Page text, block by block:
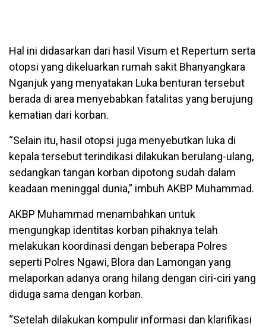
Hal ini didasarkan dari hasil Visum et Repertum serta
otopsi yang dikeluarkan rumah sakit Bhanyangkara
Nganjuk yang menyatakan Luka benturan tersebut
berada di area menyebabkan fatalitas yang berujung
kematian dari korban.
“Selain itu, hasil otopsi juga menyebutkan luka di
kepala tersebut terindikasi dilakukan berulang-ulang,
sedangkan tangan korban dipotong sudah dalam
keadaan meninggal dunia,” imbuh AKBP Muhammad.
AKBP Muhammad menambahkan untuk
mengungkap identitas korban pihaknya telah
melakukan koordinasi dengan beberapa Polres
seperti Polres Ngawi, Blora dan Lamongan yang
melaporkan adanya orang hilang dengan ciri-ciri yang
diduga sama dengan korban.
“Setelah dilakukan kompulir informasi dan klarifikasi